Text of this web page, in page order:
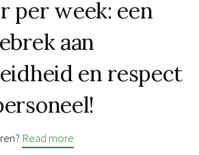
per week: een
aan
en respect
Read more